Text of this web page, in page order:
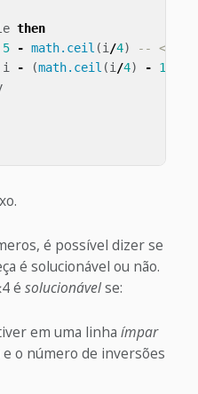
then
5 - math.ceil (i/4)
-- <1>
i - (math.ceil (i/4) - 1
é possível dizer se
é solucionável ou não.
é solucionávelse:
em uma linhaímpar
o número de inversões